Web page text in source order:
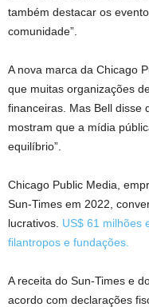
também destacar os
comunidade”.
A nova marca da Chicago
que muitas organizações
financeiras. Mas Bell disse
mostram que a mídia
equilíbrio”.
Chicago Public Media,
Sun-Times em 2022,
lucrativos. US$ 61 milhões
filantropos e fundações.
A receita do Sun-Times e
acordo com declarações